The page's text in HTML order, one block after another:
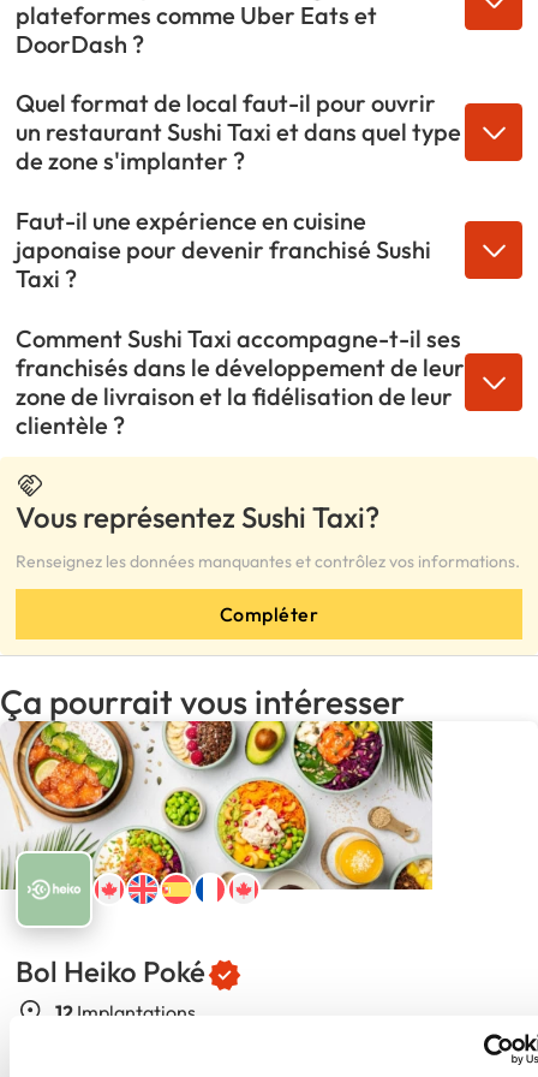
plateformes comme Uber Eats et
DoorDash ?
Quel format de local faut-il pour ouvrir
un restaurant Sushi Taxi et dans quel type
de zone s'implanter ?
Faut-il une expérience en cuisine
japonaise pour devenir franchisé Sushi
Taxi ?
Comment Sushi Taxi accompagne-t-il ses
franchisés dans le développement de leur
zone de livraison et la fidélisation de leur
clientèle ?
Vous représentez Sushi Taxi?
Renseignez les données manquantes et contrôlez vos informations.
Compléter
Ça pourrait vous intéresser
Bol Heiko Poké
12 Implantations